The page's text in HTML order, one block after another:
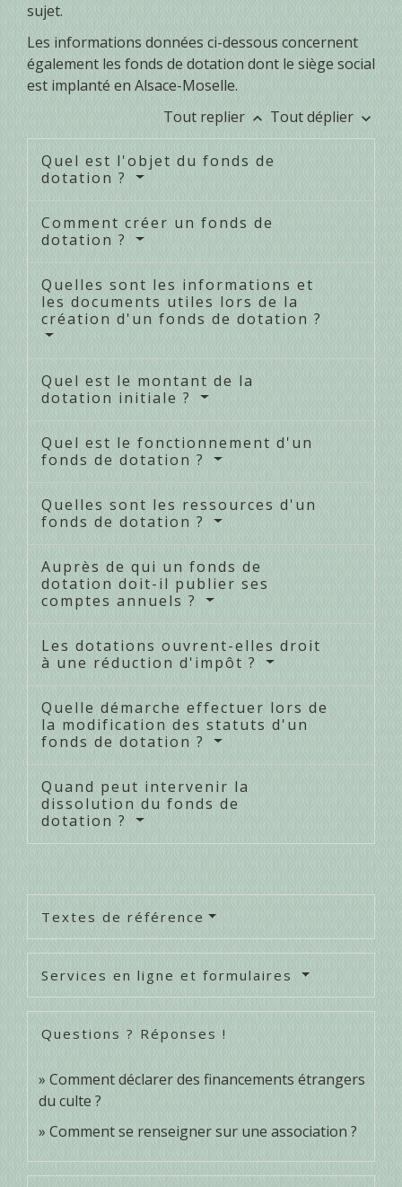
sujet.
Les informations données ci-dessous concernent
également les fonds de dotation dont le siège social
est implanté en Alsace-Moselle.
Tout replier keyboard_arrow_up Tout déplier keyboard_arrow_down
Quel est l'objet du fonds de
dotation ?
Comment créer un fonds de
dotation ?
Quelles sont les informations et
les documents utiles lors de la
création d'un fonds de dotation ?
Quel est le montant de la
dotation initiale ?
Quel est le fonctionnement d'un
fonds de dotation ?
Quelles sont les ressources d'un
fonds de dotation ?
Auprès de qui un fonds de
dotation doit-il publier ses
comptes annuels ?
Les dotations ouvrent-elles droit
à une réduction d'impôt ?
Quelle démarche effectuer lors de
la modification des statuts d'un
fonds de dotation ?
Quand peut intervenir la
dissolution du fonds de
dotation ?
Textes de référence
Services en ligne et formulaires
Questions ? Réponses !
Comment déclarer des financements étrangers
du culte ?
Comment se renseigner sur une association ?